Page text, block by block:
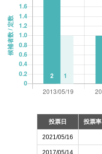
投票日 投票率
2021/05/16